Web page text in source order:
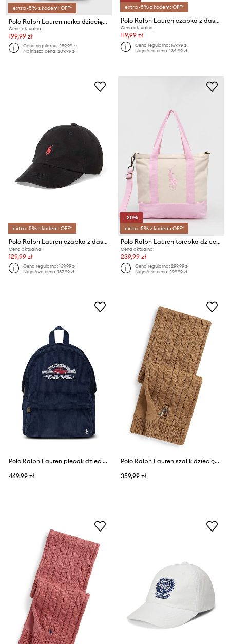
extra -5% z kodem: OFF*
Polo Ralph Lauren nerka dziecięca
Cena aktualna:
199,99 zł
Cena regularna:259,99 zł
Najniższa cena:209,99 zł
extra -5% z kodem: OFF*
Polo Ralph Lauren czapka z daszkiem bawełniana dziecięca
Cena aktualna:
119,99 zł
Cena regularna:169,99 zł
Najniższa cena:134,99 zł
extra -5% z kodem: OFF*
Polo Ralph Lauren czapka z daszkiem bawełniana dziecięca
Cena aktualna:
129,99 zł
Cena regularna:169,99 zł
Najniższa cena:137,99 zł
-20%
extra -5% z kodem: OFF*
Polo Ralph Lauren torebka dziecięca
Cena aktualna:
239,99 zł
Cena regularna:299,99 zł
Najniższa cena:299,99 zł
Polo Ralph Lauren plecak dziecięcy bawełniany
469,99 zł
Polo Ralph Lauren szalik dziecięcy z bawełną
359,99 zł